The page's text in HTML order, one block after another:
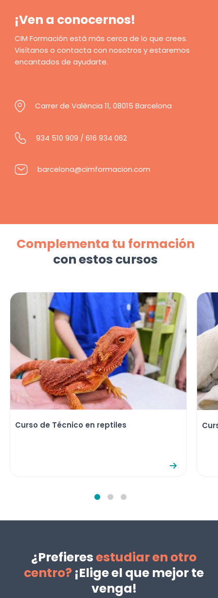
¡Ven a conocernos!
CIM Formación está más cerca de lo que crees.
Visítanos o contacta con nosotros y estaremos
encantados de ayudarte.
Carrer de València 11, 08015 Barcelona
934 510 909 / 616 934 062
barcelona@cimformacion.com
Complementa tu formación
con estos cursos
Curso de Técnico en reptiles
¿Prefieresestudiar en otro
centro? ¡Elige el que mejor te
venga!